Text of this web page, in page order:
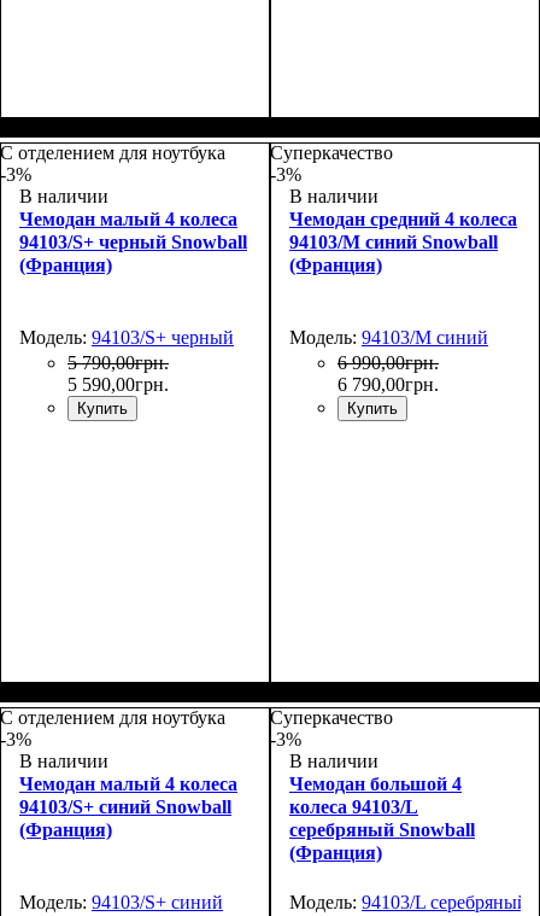
С отделением для ноутбука
-3%
В наличии
Чемодан малый 4 колеса
94103/S+ черный Snowball
(Франция)
Модель: 94103/S+ черный
5 790,00грн.
5 590,00грн.
Купить
55х39х22
Суперкачество
-3%
В наличии
Чемодан средний 4 колеса
94103/M синий Snowball
(Франция)
Модель: 94103/M синий
6 990,00грн.
6 790,00грн.
Купить
67х45х26
С отделением для ноутбука
-3%
В наличии
Чемодан малый 4 колеса
94103/S+ синий Snowball
(Франция)
Модель: 94103/S+ синий
Суперкачество
-3%
В наличии
Чемодан большой 4
колеса 94103/L
серебряный Snowball
(Франция)
Модель: 94103/L серебряный